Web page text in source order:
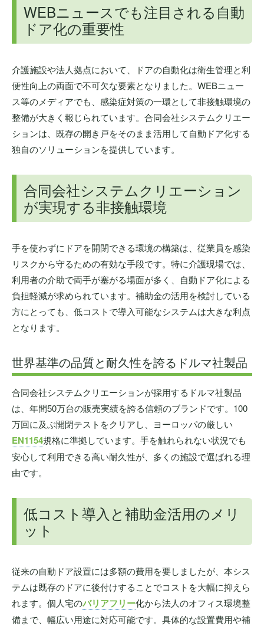
WEBニュースでも注目される自動
ドア化の重要性
介護施設や法人拠点において、ドアの自動化は衛生管理と利
便性向上の両面で不可欠な要素となりました。WEBニュー
ス等のメディアでも、感染症対策の一環として非接触環境の
整備が大きく報じられています。合同会社システムクリエー
ションは、既存の開き戸をそのまま活用して自動ドア化する
独自のソリューションを提供しています。
合同会社システムクリエーション
が実現する非接触環境
手を使わずにドアを開閉できる環境の構築は、従業員を感染
リスクから守るための有効な手段です。特に介護現場では、
利用者の介助で両手が塞がる場面が多く、自動ドア化による
負担軽減が求められています。補助金の活用を検討している
方にとっても、低コストで導入可能なシステムは大きな利点
となります。
世界基準の品質と耐久性を誇るドルマ社製品
合同会社システムクリエーションが採用するドルマ社製品
は、年間50万台の販売実績を誇る信頼のブランドです。100
万回に及ぶ開閉テストをクリアし、ヨーロッパの厳しい
EN1154規格に準拠しています。手を触れられない状況でも
安心して利用できる高い耐久性が、多くの施設で選ばれる理
由です。
低コスト導入と補助金活用のメリ
ット
従来の自動ドア設置には多額の費用を要しましたが、本シス
テムは既存のドアに後付けすることでコストを大幅に抑えら
れます。個人宅のバリアフリー化から法人のオフィス環境整
備まで、幅広い用途に対応可能です。具体的な設置費用や補